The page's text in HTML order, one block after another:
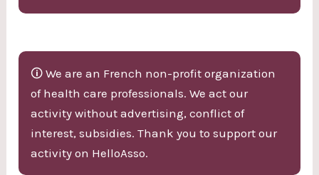
🛈 We are an French non-profit organization
of health care professionals. We act our
activity without advertising, conflict of
interest, subsidies. Thank you to support our
activity on HelloAsso.